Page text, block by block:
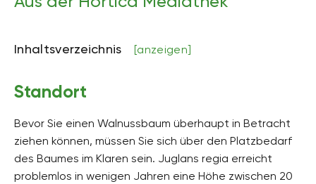
Inhaltsverzeichnis [anzeigen]
Standort
Bevor Sie einen Walnussbaum überhaupt in Betracht
ziehen können, müssen Sie sich über den Platzbedarf
des Baumes im Klaren sein. Juglans regia erreicht
problemlos in wenigen Jahren eine Höhe zwischen 20